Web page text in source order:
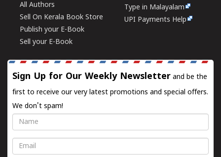
All Authors
Sell On Kerala Book Store
Publish your E-Book
Sell your E-Book
Type in Malayalam
UPI Payments Help
Sign Up for Our Weekly Newsletter and be the
first to receive our very latest promotions and special offers.
We don't spam!
Name
Email